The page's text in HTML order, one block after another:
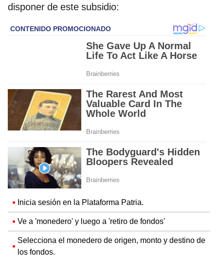
disponer de este subsidio:
Inicia sesión en la Plataforma Patria.
Ve a 'monedero' y luego a 'retiro de fondos'
Selecciona el monedero de origen, monto y destino de
los fondos.